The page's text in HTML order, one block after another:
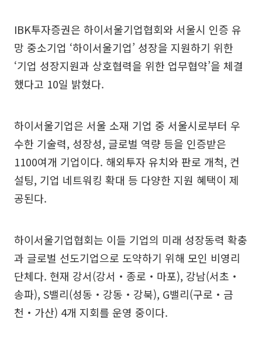
IBK투자증권은 하이서울기업협회와 서울시 인증 유
망 중소기업 ‘하이서울기업’ 성장을 지원하기 위한
‘기업 성장지원과 상호협력을 위한 업무협약’을 체결
했다고 10일 밝혔다.
하이서울기업은 서울 소재 기업 중 서울시로부터 우
수한 기술력, 성장성, 글로벌 역량 등을 인증받은
1100여개 기업이다. 해외투자 유치와 판로 개척, 컨
설팅, 기업 네트워킹 확대 등 다양한 지원 혜택이 제
공된다.
하이서울기업협회는 이들 기업의 미래 성장동력 확충
과 글로벌 선도기업으로 도약하기 위해 모인 비영리
단체다. 현재 강서(강서‧종로‧마포), 강남(서초‧
송파), S밸리(성동‧강동‧강북), G밸리(구로‧금
천‧가산) 4개 지회를 운영 중이다.